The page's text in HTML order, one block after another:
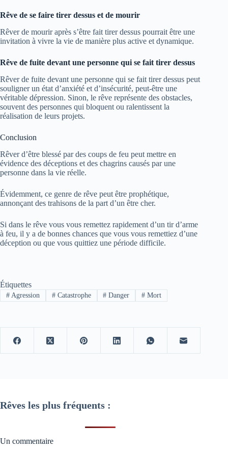
Rêve de se faire tirer dessus et de mourir
Rêver de mourir après s’être fait tirer dessus pourrait être une
invitation à vivre la vie de manière plus active et dynamique.
Rêve de fuite devant une personne qui se fait tirer dessus
Rêver de fuite devant une personne qui se fait tirer dessus peut
souligner un état d’anxiété et d’insécurité, peut-être une
véritable dépression. Sinon, le rêve représente des obstacles,
souvent des personnes qui bloquent ou ralentissent la
réalisation de leurs projets.
Conclusion
Rêver d’être blessé par des coups de feu peut mettre en
évidence des déceptions et des chagrins causés par une
personne dans la vie réelle.
Évidemment, ce genre de rêve peut être prophétique,
annonçant des trahisons de la part d’un être cher.
Si dans le rêve vous vous remettez rapidement d’un tir d’arme
à feu, il y a de bonnes chances que vous vous remettiez d’une
déception ou que vous quittiez une période difficile.
Étiquettes
#Agression #Catastrophe # Danger # Mort
Rêves les plus fréquents :
Un commentaire